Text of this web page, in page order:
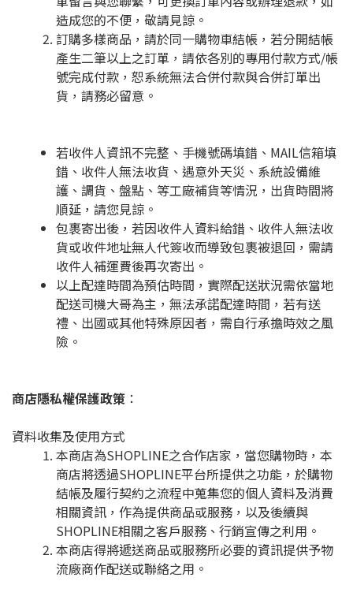
造成您的不便，敬請見諒。
訂購多樣商品，請於同一購物車結帳，若分開結帳
產生二筆以上之訂單，請依各別的專用付款方式/帳
號完成付款，恕系統無法合併付款與合併訂單出
貨，請務必留意。
若收件人資訊不完整、手機號碼填錯、MAIL信箱填
錯、收件人無法收貨、遇意外天災、系統設備維
護、調貨、盤點、等工廠補貨等情況，出貨時間將
順延，請您見諒。
包裹寄出後，若因收件人資料給錯、收件人無法收
貨或收件地址無人代簽收而導致包裹被退回，需請
收件人補運費後再次寄出。
以上配達時間為預估時間，實際配送狀況需依當地
配送司機大哥為主，無法承諾配達時間，若有送
禮、出國或其他特殊原因者，需自行承擔時效之風
險。
商店隱私權保護政策 ：
資料收集及使用方式
本商店為SHOPLINE之合作店家，當您購物時，本
商店將透過SHOPLINE平台所提供之功能，於購物
結帳及履行契約之流程中蒐集您的個人資料及消費
相關資訊，作為提供商品或服務，以及後續與
SHOPLINE相關之客戶服務、行銷宣傳之利用。
本商店得將遞送商品或服務所必要的資訊提供予物
流廠商作配送或聯絡之用。